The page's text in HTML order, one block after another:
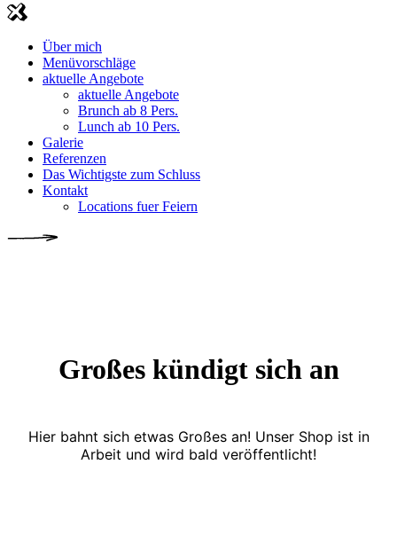
Über mich
Menüvorschläge
aktuelle Angebote
aktuelle Angebote
Brunch ab 8 Pers.
Lunch ab 10 Pers.
Galerie
Referenzen
Das Wichtigste zum Schluss
Kontakt
Locations fuer Feiern
Großes kündigt sich an
Hier bahnt sich etwas Großes an! Unser Shop ist in
Arbeit und wird bald veröffentlicht!